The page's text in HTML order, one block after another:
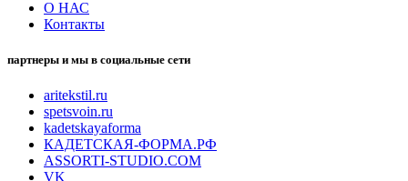
О НАС
Контакты
партнеры и мы в социальные сети
aritekstil.ru
spetsvoin.ru
kadetskayaforma
КАДЕТСКАЯ-ФОРМА.РФ
ASSORTI-STUDIO.COM
VK